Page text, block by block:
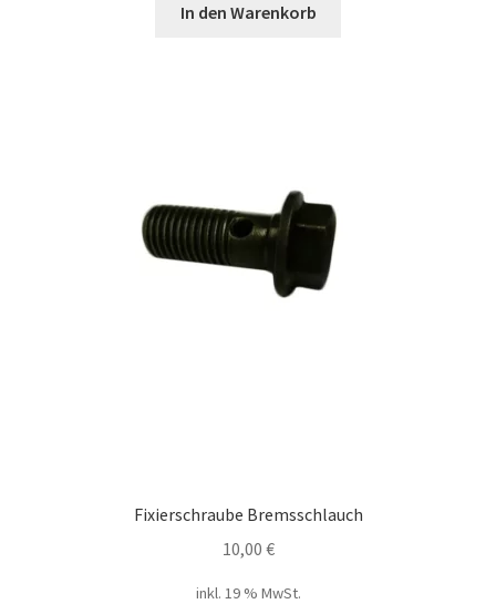
In den Warenkorb
Fixierschraube Bremsschlauch
10,00 €
inkl. 19 % MwSt.